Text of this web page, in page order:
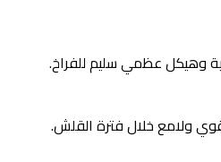
وهيكل عظمي سليم للفراخ.
ولامع خلال فترة القلش.